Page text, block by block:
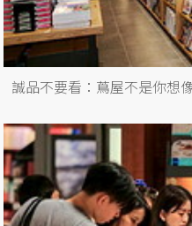
誠品不要看：蔦屋不是你想